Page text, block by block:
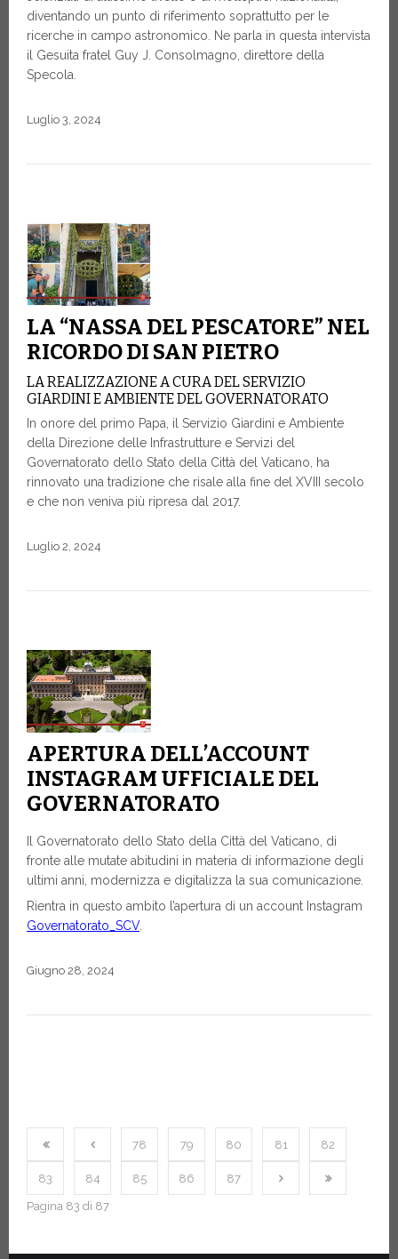
diventando un punto di riferimento soprattutto per le
ricerche in campo astronomico. Ne parla in questa intervista
il Gesuita fratel Guy J. Consolmagno, direttore della
Specola.
Luglio 3, 2024
LA “NASSA DEL PESCATORE” NEL
RICORDO DI SAN PIETRO
LA REALIZZAZIONE A CURA DEL SERVIZIO
GIARDINI E AMBIENTE DEL GOVERNATORATO
In onore del primo Papa, il Servizio Giardini e Ambiente
della Direzione delle Infrastrutture e Servizi del
Governatorato dello Stato della Città del Vaticano, ha
rinnovato una tradizione che risale alla fine del XVIII secolo
e che non veniva più ripresa dal 2017.
Luglio 2, 2024
APERTURA DELL’ACCOUNT
INSTAGRAM UFFICIALE DEL
GOVERNATORATO
Il Governatorato dello Stato della Città del Vaticano, di
fronte alle mutate abitudini in materia di informazione degli
ultimi anni, modernizza e digitalizza la sua comunicazione.
Rientra in questo ambito l’apertura di un account Instagram
Governatorato_SCV.
Giugno 28, 2024
78 79 80 81 82
83 84 85 86 87
Pagina 83 di 87